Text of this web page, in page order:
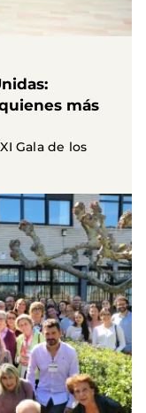
más
Gala de los